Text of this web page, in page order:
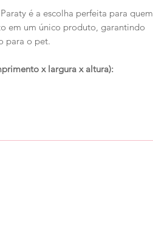
é a escolha perfeita para quem
em um único produto, garantindo
para o pet.
x largura x altura):